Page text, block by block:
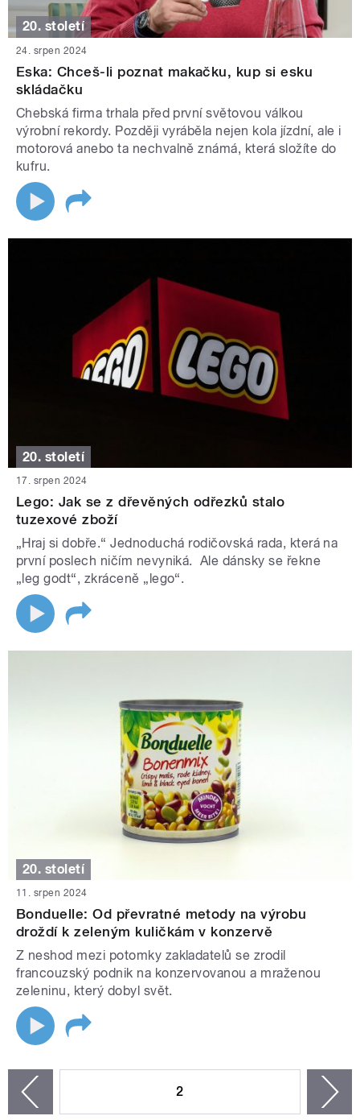
20. století
24. srpen 2024
Eska: Chceš-li poznat makačku, kup si esku
skládačku
Chebská firma trhala před první světovou válkou
výrobní rekordy. Později vyráběla nejen kola jízdní, ale i
motorová anebo ta nechvalně známá, která složíte do
kufru.
20. století
17. srpen 2024
Lego: Jak se z dřevěných odřezků stalo
tuzexové zboží
„Hraj si dobře.“ Jednoduchá rodičovská rada, která na
první poslech ničím nevyniká. Ale dánsky se řekne
„leg godt“, zkráceně „lego“.
20. století
11. srpen 2024
Bonduelle: Od převratné metody na výrobu
droždí k zeleným kuličkám v konzervě
Z neshod mezi potomky zakladatelů se zrodil
francouzský podnik na konzervovanou a mraženou
zeleninu, který dobyl svět.
2